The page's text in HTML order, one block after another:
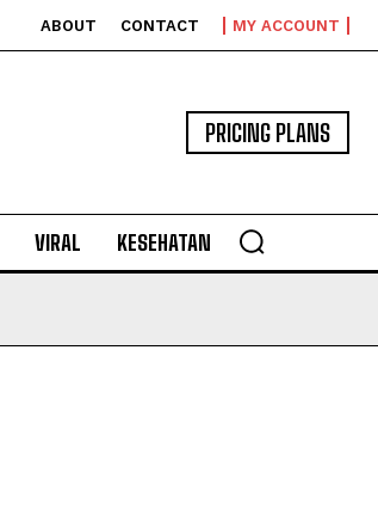
ABOUT CONTACT MY ACCOUNT
PRICING PLANS
VIRAL KESEHATAN